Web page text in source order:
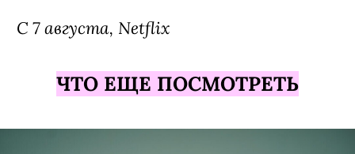
С 7 августа, Netflix
ЧТО ЕЩЕ ПОСМОТРЕТЬ